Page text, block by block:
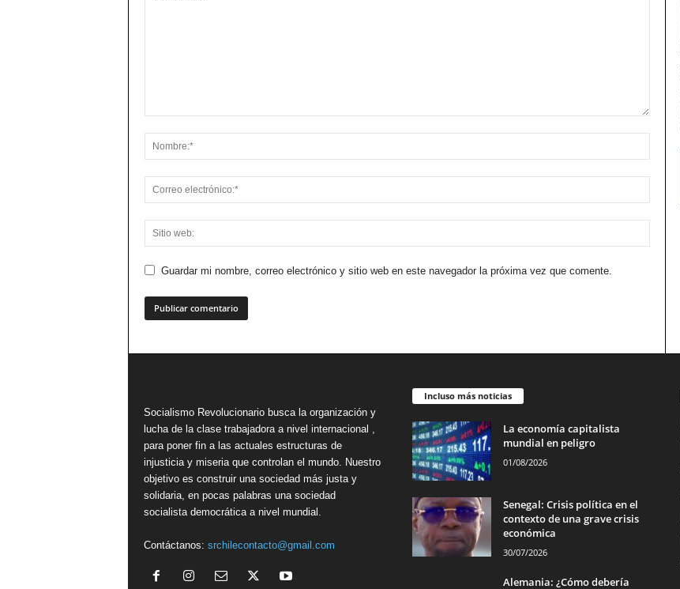
Guardar mi nombre, correo electrónico y sitio web en este navegador la próxima vez que comente.
Socialismo Revolucionario busca la organización y
lucha de la clase trabajadora a nivel internacional ,
para poner fin a las actuales estructuras de
injusticia y miseria que controlan el mundo. Nuestro
objetivo es construir una sociedad más justa y
solidaria, en pocas palabras una sociedad
socialista democrática a nivel mundial.
Contáctanos: srchilecontacto@gmail.com
Incluso más noticias
La economía capitalista
mundial en peligro
01/08/2026
Senegal: Crisis política en el
contexto de una grave crisis
económica
30/07/2026
Alemania: ¿Cómo debería